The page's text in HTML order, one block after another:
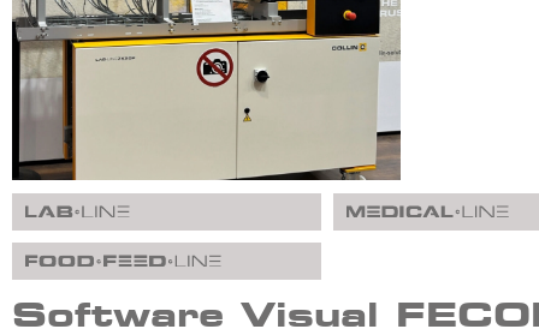
Software Visual